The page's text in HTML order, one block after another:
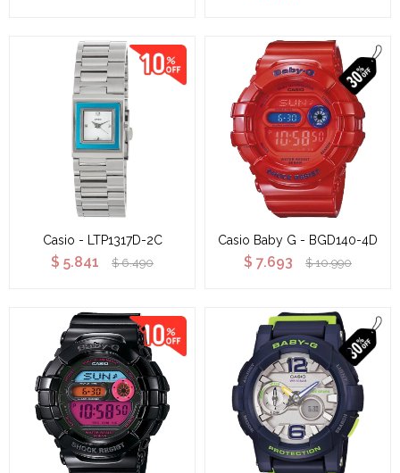
Casio - LTP1317D-2C
$ 5.841 $ 6.490
Casio Baby G - BGD140-4D
$ 7.693 $ 10.990